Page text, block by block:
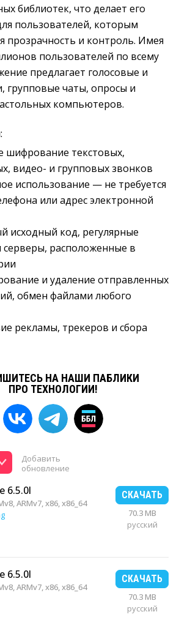
библиотек, что делает его
пользователей, которым
прозрачность и контроль. Имея
пользователей по всему
предлагает голосовые и
групповые чаты, опросы и
компьютеров.
шифрование текстовых,
видео- и групповых звонков
использование — не требуется
или адрес электронной
исходный код, регулярные
серверы, расположенные в
и удаление отправленных
обмен файлами любого
рекламы, трекеров и сбора
НА НАШИ ПАБЛИКИ
ПРО ТЕХНОЛОГИИ!
Добавить
обновление
6.5.0l
ARMv7, x86, x86_64
СКАЧАТЬ
70.3 MB
русский
6.5.0l
ARMv7, x86, x86_64
СКАЧАТЬ
70.3 MB
русский